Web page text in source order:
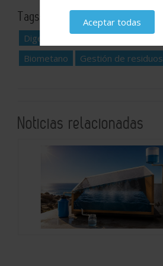
Tags: energía limpia Innovación
Digestión Anaerobia
Biometano
Gestión de residuos
Noticias relacionadas
Aceptar todas